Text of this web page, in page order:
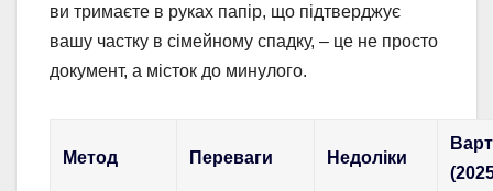
ви тримаєте в руках папір, що підтверджує
вашу частку в сімейному спадку, – це не просто
документ, а місток до минулого.
Метод Переваги Недоліки